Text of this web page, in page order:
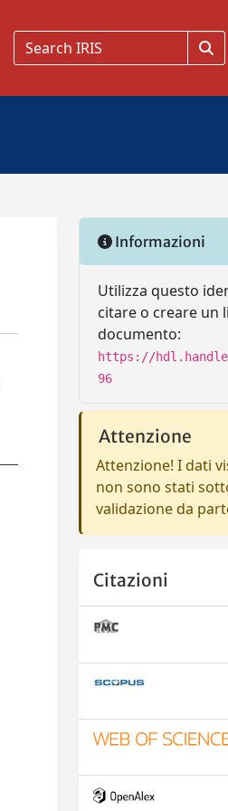
Informazioni
Utilizza questo
citare o creare un
documento:
https://
96
Attenzione
Attenzione! I dati
non sono stati
validazione da
Citazioni